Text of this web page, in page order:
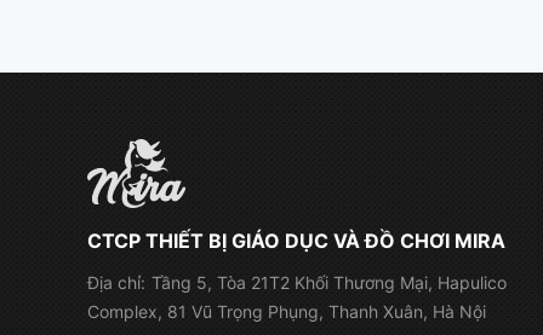
CTCP THIẾT BỊ GIÁO DỤC VÀ ĐỒ CHƠI MIRA
Địa chỉ: Tầng 5, Tòa 21T2 Khối Thương Mại, Hapulico
Complex, 81 Vũ Trọng Phụng, Thanh Xuân, Hà Nội